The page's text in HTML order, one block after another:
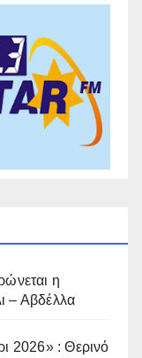
η
– Αβδέλλα
2026» : Θερινό